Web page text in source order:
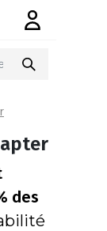
des